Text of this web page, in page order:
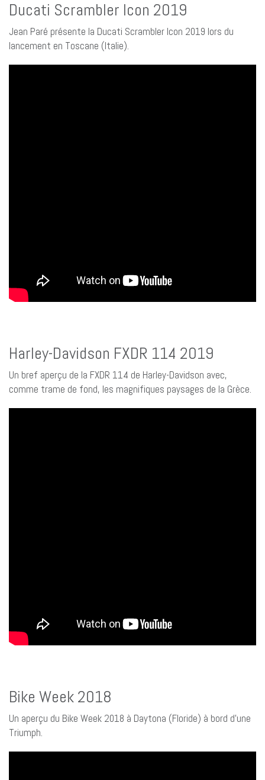
Ducati Scrambler Icon 2019
Jean Paré présente la Ducati Scrambler Icon 2019 lors du
lancement en Toscane (Italie).
Harley-Davidson FXDR 114 2019
Un bref aperçu de la FXDR 114 de Harley-Davidson avec,
comme trame de fond, les magnifiques paysages de la Grèce.
Bike Week 2018
Un aperçu du Bike Week 2018 à Daytona (Floride) à bord d’une
Triumph.